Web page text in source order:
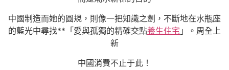
中國制造而她的圓規，則像一把知識之劍，不斷地在水瓶座
的藍光中尋找**「愛與孤獨的精確交點養生住宅 」。周全上
新
中國消費不止于此！